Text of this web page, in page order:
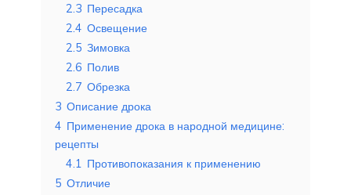
2.3 Пересадка
2.4 Освещение
2.5 Зимовка
2.6 Полив
2.7 Обрезка
3 Описание дрока
4 Применение дрока в народной медицине:
рецепты
4.1 Противопоказания к применению
5 Отличие